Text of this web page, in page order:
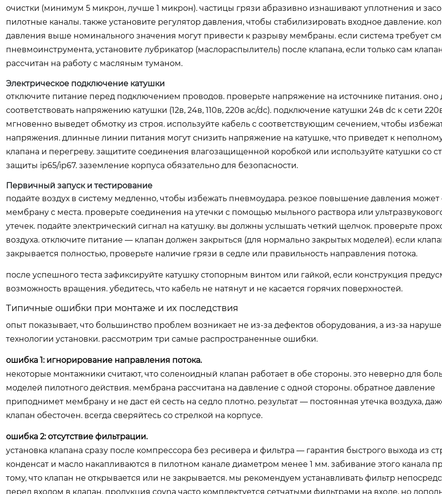
очистки (минимум 5 микрон, лучше 1 микрон). частицы грязи абразивно изнашивают уплотнения и
пилотные каналы. также установите регулятор давления, чтобы стабилизировать входное давление.
давления выше номинального значения могут привести к разрыву мембраны. если система требует
пневмоинструмента, установите лубрикатор (маслораспылитель) после клапана, если только сам
рассчитан на работу с масляным туманом.
Электрическое подключение катушки
отключите питание перед подключением проводов. проверьте напряжение на источнике питания. оно
соответствовать напряжению катушки (12в, 24в, 110в, 220в ac/dc). подключение катушки 24в dc к сети
мгновенно выведет обмотку из строя. используйте кабель с соответствующим сечением, чтобы
напряжения. длинные линии питания могут снизить напряжение на катушке, что приведет к
клапана и перегреву. защитите соединения влагозащищенной коробкой или используйте катушки со
защиты ip65/ip67. заземление корпуса обязательно для безопасности.
Первичный запуск и тестирование
подайте воздух в систему медленно, чтобы избежать пневмоудара. резкое повышение давления может
мембрану с места. проверьте соединения на утечки с помощью мыльного раствора или
утечек. подайте электрический сигнал на катушку. вы должны услышать четкий щелчок. проверьте
воздуха. отключите питание — клапан должен закрыться (для нормально закрытых моделей). если
закрывается полностью, проверьте наличие грязи в седле или правильность направления потока.
после успешного теста зафиксируйте катушку стопорным винтом или гайкой, если конструкция
возможность вращения. убедитесь, что кабель не натянут и не касается горячих поверхностей.
Типичные ошибки при монтаже и их последствия
опыт показывает, что большинство проблем возникает не из-за дефектов оборудования, а из-за
технологии установки. рассмотрим три самые распространенные ошибки.
ошибка 1: игнорирование направления потока.
некоторые монтажники считают, что соленоидный клапан работает в обе стороны. это неверно для
моделей пилотного действия. мембрана рассчитана на давление с одной стороны. обратное давление
приподнимет мембрану и не даст ей сесть на седло плотно. результат — постоянная утечка воздуха,
клапан обесточен. всегда сверяйтесь со стрелкой на корпусе.
ошибка 2: отсутствие фильтрации.
установка клапана сразу после компрессора без ресивера и фильтра — гарантия быстрого выхода из
конденсат и масло накапливаются в пилотном канале диаметром менее 1 мм. забивание этого канала
тому, что клапан не открывается или не закрывается. мы рекомендуем устанавливать фильтр
перед входом в клапан. продукция covna часто комплектуется сетчатыми фильтрами на входе, но